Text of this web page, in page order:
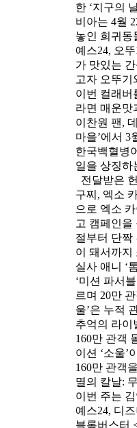
한 ‘지구의
비아는 4월
놓인 희귀동
예스24, 오
가 맛있는
고자 오뚜기
이번 컬래버
라면 매운맛
이찬원 팬,
마을’에서 3
한국백혈병
일을 상징하
전달받은
구찌, 엑소
으로 엑소
고 캠페인
절부터 단짝
이 돼서까지
실사 애니 ‘
‘미션 파서
르며 20만
울’은 누적
추억의 라이
160만 관객
이션 ‘소울’
160만 관객
멸의 칼날:
이번 주는
예스24, 디
블록버스터